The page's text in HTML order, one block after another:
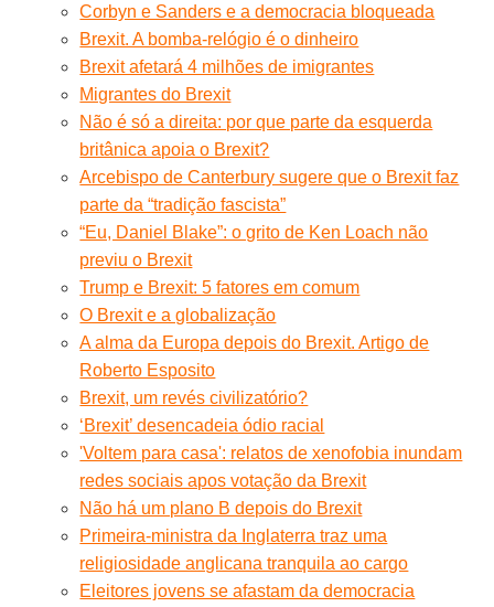
Corbyn e Sanders e a democracia bloqueada
Brexit. A bomba-relógio é o dinheiro
Brexit afetará 4 milhões de imigrantes
Migrantes do Brexit
Não é só a direita: por que parte da esquerda
britânica apoia o Brexit?
Arcebispo de Canterbury sugere que o Brexit faz
parte da “tradição fascista”
“Eu, Daniel Blake”: o grito de Ken Loach não
previu o Brexit
Trump e Brexit: 5 fatores em comum
O Brexit e a globalização
A alma da Europa depois do Brexit. Artigo de
Roberto Esposito
Brexit, um revés civilizatório?
‘Brexit’ desencadeia ódio racial
'Voltem para casa': relatos de xenofobia inundam
redes sociais apos votação da Brexit
Não há um plano B depois do Brexit
Primeira-ministra da Inglaterra traz uma
religiosidade anglicana tranquila ao cargo
Eleitores jovens se afastam da democracia